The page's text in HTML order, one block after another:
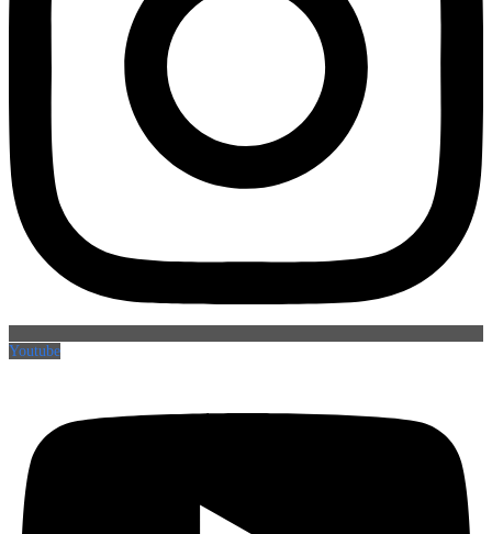
Youtube